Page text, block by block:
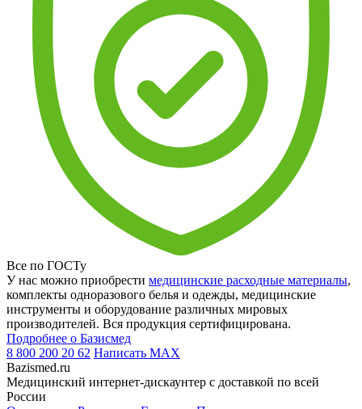
Все по ГОСТу
У нас можно приобрести медицинские расходные материалы,
комплекты одноразового белья и одежды, медицинские
инструменты и оборудование различных мировых
производителей. Вся продукция сертифицирована.
Подробнее о Базисмед
8 800 200 20 62 Написать MAX
Bazismed.ru
Медицинский интернет-дискаунтер с доставкой по всей
России